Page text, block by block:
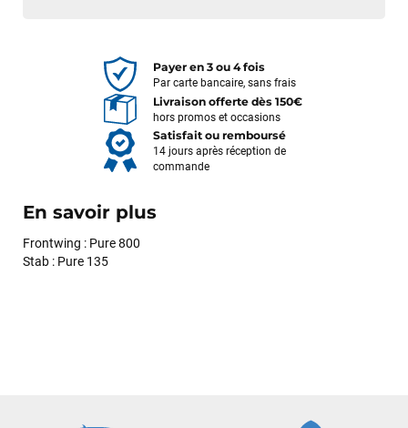
Payer en 3 ou 4 fois
Par carte bancaire, sans frais
Livraison offerte dès 150€
hors promos et occasions
Satisfait ou remboursé
14 jours après réception de
commande
En savoir plus
Frontwing : Pure 800
Stab : Pure 135
plus. Niveau réactivité, c’est au top : la commande est partie